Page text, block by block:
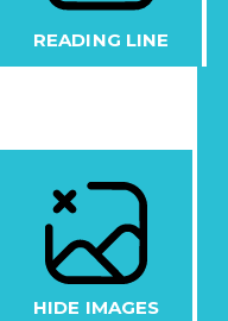
READING LINE
HIDE IMAGES